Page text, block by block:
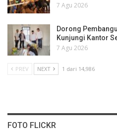
7 Agu 2026
Dorong
Kunjungi Kantor
7 Agu 2026
PREV NEXT 1 dari 14,986
FOTO FLICKR